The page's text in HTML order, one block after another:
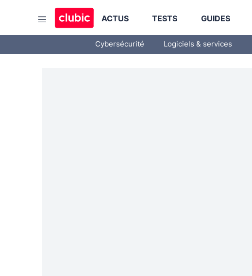
ACTUS TESTS GUIDES
Cybersécurité Logiciels & services